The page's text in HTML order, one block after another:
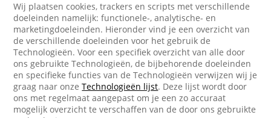
Wij plaatsen cookies, trackers en scripts met verschillende
doeleinden namelijk: functionele-, analytische- en
marketingdoeleinden. Hieronder vind je een overzicht van
de verschillende doeleinden voor het gebruik de
Technologieën. Voor een specifiek overzicht van alle door
ons gebruikte Technologieën, de bijbehorende doeleinden
en specifieke functies van de Technologieën verwijzen wij je
graag naar onzeTechnologieën lijst. Deze lijst wordt door
ons met regelmaat aangepast om je een zo accuraat
mogelijk overzicht te verschaffen van de door ons gebruikte